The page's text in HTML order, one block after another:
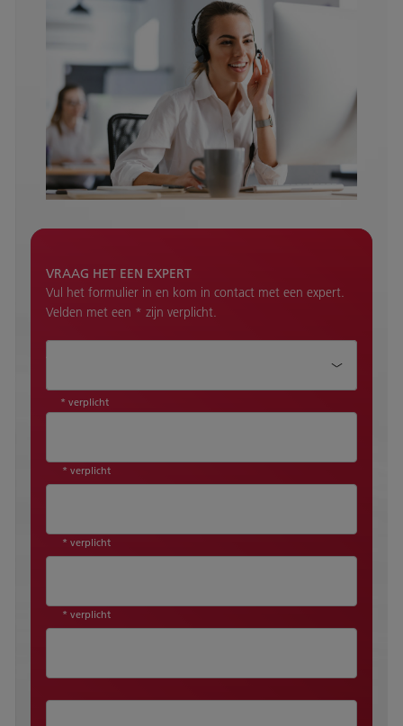
VRAAG HET EEN EXPERT
Vul het formulier in en kom in contact met een expert.
Velden met een * zijn verplicht.
* verplicht
* verplicht
* verplicht
* verplicht